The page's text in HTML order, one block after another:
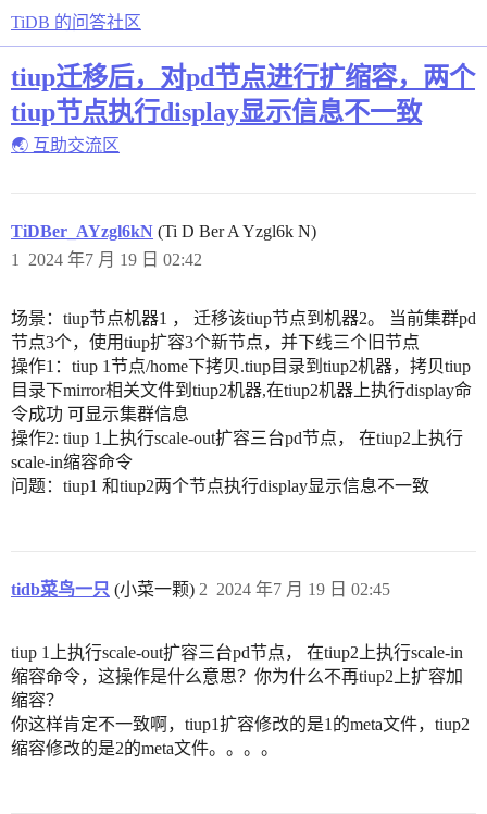
TiDB 的问答社区
tiup迁移后，对pd节点进行扩缩容，两个
tiup节点执行display显示信息不一致
🌏 互助交流区
TiDBer_AYzgl6kN (Ti D Ber A Yzgl6k N)
2024 年7 月 19 日 02:42
1
场景：tiup节点机器1 ， 迁移该tiup节点到机器2。 当前集群pd
节点3个，使用tiup扩容3个新节点，并下线三个旧节点
操作1：tiup 1节点/home下拷贝.tiup目录到tiup2机器，拷贝tiup
目录下mirror相关文件到tiup2机器,在tiup2机器上执行display命
令成功 可显示集群信息
操作2: tiup 1上执行scale-out扩容三台pd节点， 在tiup2上执行
scale-in缩容命令
问题：tiup1 和tiup2两个节点执行display显示信息不一致
tidb菜鸟一只 (小菜一颗) 2024 年7 月 19 日 02:45
2
tiup 1上执行scale-out扩容三台pd节点， 在tiup2上执行scale-in
缩容命令，这操作是什么意思？你为什么不再tiup2上扩容加
缩容？
你这样肯定不一致啊，tiup1扩容修改的是1的meta文件，tiup2
缩容修改的是2的meta文件。。。。